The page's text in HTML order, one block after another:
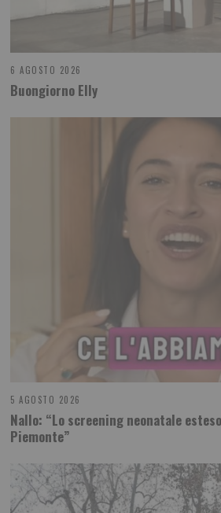
6 AGOSTO 2026
Buongiorno Elly
5 AGOSTO 2026
Nallo: “Lo screening neonatale
Piemonte”